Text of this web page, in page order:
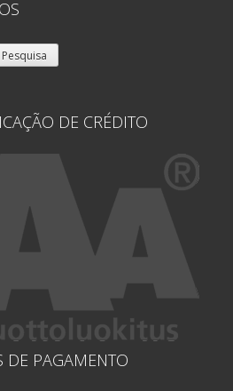
Pesquisa
DE CRÉDITO
DE PAGAMENTO